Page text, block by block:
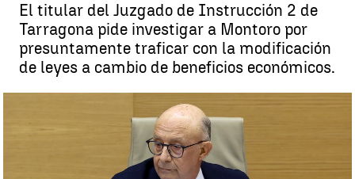
El titular del Juzgado de Instrucción 2 de
Tarragona pide investigar a Montoro por
presuntamente traficar con la modificación
de leyes a cambio de beneficios económicos.
Cristóbal Montoro, imputado por favorecer a empresas gasísticas
cuando era ministro de Hacienda |